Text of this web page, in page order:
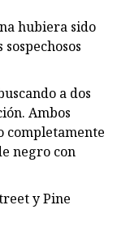
hubiera sido
a dos
Ambos
completamente
negro con
y Pine